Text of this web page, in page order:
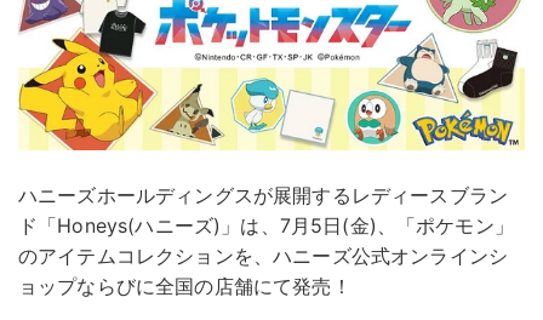
ハニーズホールディングスが展開するレディースブラン
ド「Honeys(ハニーズ)」は、7月5日(金)、「ポケモン」
のアイテムコレクションを、ハニーズ公式オンラインシ
ョップならびに全国の店舗にて発売！